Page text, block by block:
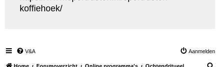
koffiehoek/
V&A Aanmelden